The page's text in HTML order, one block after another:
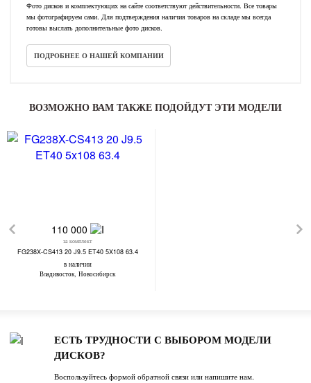
Фото дисков и комплектующих на сайте соответствуют действительности. Все товары
мы фотографируем сами. Для подтверждения наличия товаров на складе мы всегда
готовы выслать дополнительные фото дисков.
ПОДРОБНЕЕ О НАШЕЙ КОМПАНИИ
ВОЗМОЖНО ВАМ ТАКЖЕ ПОДОЙДУТ ЭТИ МОДЕЛИ
110 000
за комплект
FG238X-CS413 20 J9.5 ET40 5X108 63.4
в наличии
Владивосток, Новосибирск
ЕСТЬ ТРУДНОСТИ С ВЫБОРОМ МОДЕЛИ
ДИСКОВ?
Воспользуйтесь формой обратной связи или напишите нам.